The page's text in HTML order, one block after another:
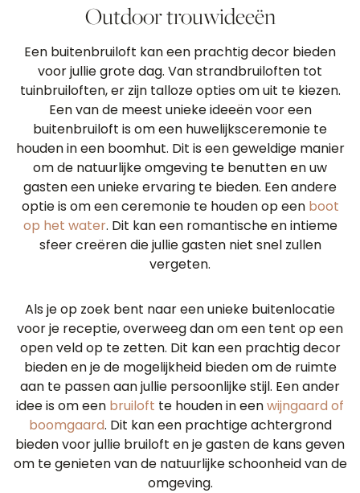
Outdoor trouwideeën
Een buitenbruiloft kan een prachtig decor bieden
voor jullie grote dag. Van strandbruiloften tot
tuinbruiloften, er zijn talloze opties om uit te kiezen.
Een van de meest unieke ideeën voor een
buitenbruiloft is om een ​​huwelijksceremonie te
houden in een boomhut. Dit is een geweldige manier
om de natuurlijke omgeving te benutten en uw
gasten een unieke ervaring te bieden. Een andere
optie is om een ​​ceremonie te houden op een boot
op het water. Dit kan een romantische en intieme
sfeer creëren die jullie gasten niet snel zullen
vergeten.
Als je op zoek bent naar een unieke buitenlocatie
voor je receptie, overweeg dan om een ​​tent op een
open veld op te zetten. Dit kan een prachtig decor
bieden en je de mogelijkheid bieden om de ruimte
aan te passen aan jullie persoonlijke stijl. Een ander
idee is om een ​​ bruiloft te houden in eenwijngaard of
boomgaard. Dit kan een prachtige achtergrond
bieden voor jullie bruiloft en je gasten de kans geven
om te genieten van de natuurlijke schoonheid van de
omgeving.